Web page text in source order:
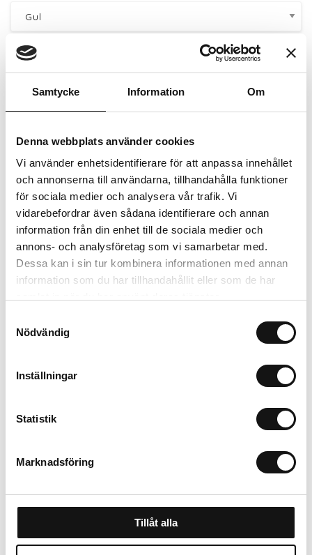
Samtycke Information Om
Denna webbplats använder cookies
Vi använder enhetsidentifierare för att anpassa innehållet
och annonserna till användarna, tillhandahålla funktioner
för sociala medier och analysera vår trafik. Vi
vidarebefordrar även sådana identifierare och annan
information från din enhet till de sociala medier och
annons- och analysföretag som vi samarbetar med.
Dessa kan i sin tur kombinera informationen med annan
information som du har tillhandahållit eller som de har
Nödvändig
Inställningar
Statistik
Marknadsföring
Tillåt alla
Inkl. moms: 2 679 kr
Lägg i varukorgen
Trygg betalning
Valbara fraktmetoder
Beskrivning
Om tillverkaren